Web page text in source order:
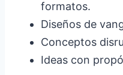
formatos.
Diseños de
Conceptos
Ideas con